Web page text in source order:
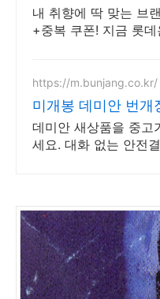
5천원 혜택!
내 취향에 딱 맞는 브
+중복 쿠폰! 지금 롯데
https://m.bunjang.co.kr/
미개봉 데미안 번개
최대 브랜드 중고거
데미안 새상품을 중고
세요. 대화 없는 안전